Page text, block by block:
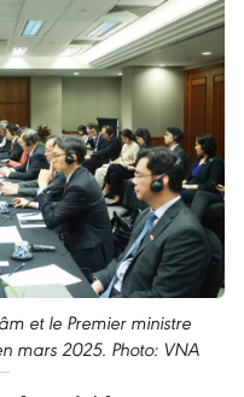
et le Premier ministre
mars 2025. Photo: VNA